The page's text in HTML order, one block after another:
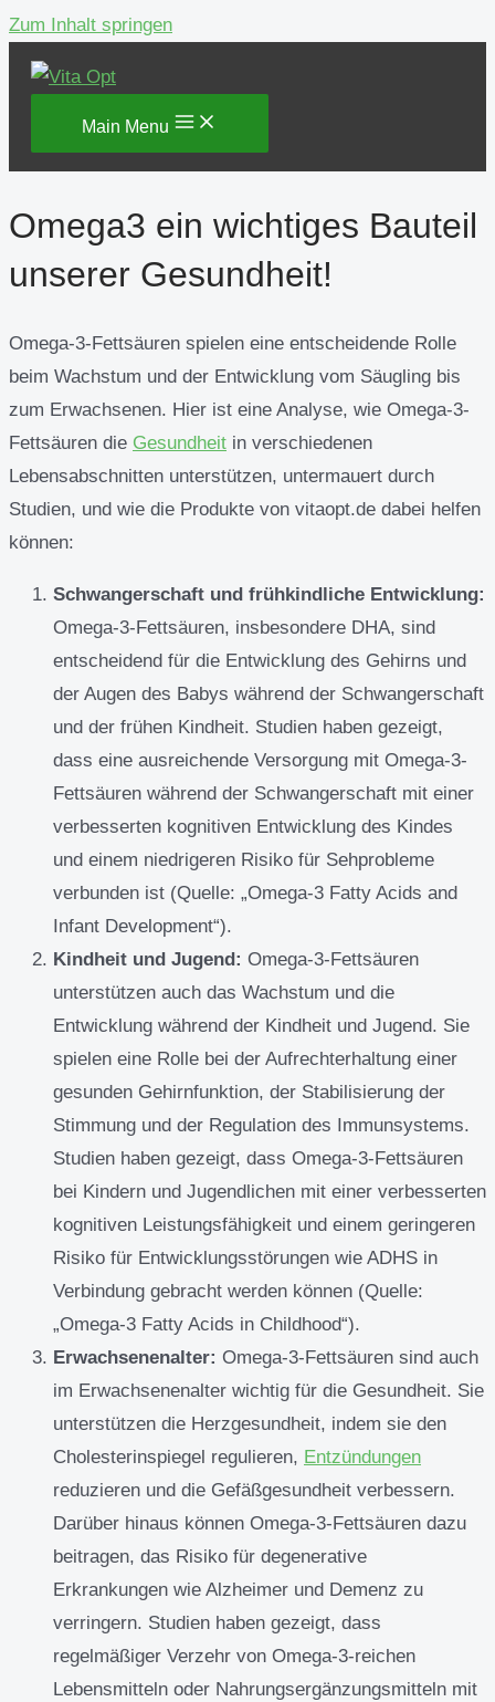
Zum Inhalt springen
Main Menu
Omega3 ein wichtiges Bauteil
unserer Gesundheit!
Omega-3-Fettsäuren spielen eine entscheidende Rolle
beim Wachstum und der Entwicklung vom Säugling bis
zum Erwachsenen. Hier ist eine Analyse, wie Omega-3-
Fettsäuren die Gesundheit in verschiedenen
Lebensabschnitten unterstützen, untermauert durch
Studien, und wie die Produkte von vitaopt.de dabei helfen
können:
Schwangerschaft und frühkindliche Entwicklung:
Omega-3-Fettsäuren, insbesondere DHA, sind
entscheidend für die Entwicklung des Gehirns und
der Augen des Babys während der Schwangerschaft
und der frühen Kindheit. Studien haben gezeigt,
dass eine ausreichende Versorgung mit Omega-3-
Fettsäuren während der Schwangerschaft mit einer
verbesserten kognitiven Entwicklung des Kindes
und einem niedrigeren Risiko für Sehprobleme
verbunden ist (Quelle: „Omega-3 Fatty Acids and
Infant Development“).
Kindheit und Jugend: Omega-3-Fettsäuren
unterstützen auch das Wachstum und die
Entwicklung während der Kindheit und Jugend. Sie
spielen eine Rolle bei der Aufrechterhaltung einer
gesunden Gehirnfunktion, der Stabilisierung der
Stimmung und der Regulation des Immunsystems.
Studien haben gezeigt, dass Omega-3-Fettsäuren
bei Kindern und Jugendlichen mit einer verbesserten
kognitiven Leistungsfähigkeit und einem geringeren
Risiko für Entwicklungsstörungen wie ADHS in
Verbindung gebracht werden können (Quelle:
„Omega-3 Fatty Acids in Childhood“).
Erwachsenenalter: Omega-3-Fettsäuren sind auch
im Erwachsenenalter wichtig für die Gesundheit. Sie
unterstützen die Herzgesundheit, indem sie den
Cholesterinspiegel regulieren, Entzündungen
reduzieren und die Gefäßgesundheit verbessern.
Darüber hinaus können Omega-3-Fettsäuren dazu
beitragen, das Risiko für degenerative
Erkrankungen wie Alzheimer und Demenz zu
verringern. Studien haben gezeigt, dass
regelmäßiger Verzehr von Omega-3-reichen
Lebensmitteln oder Nahrungsergänzungsmitteln mit